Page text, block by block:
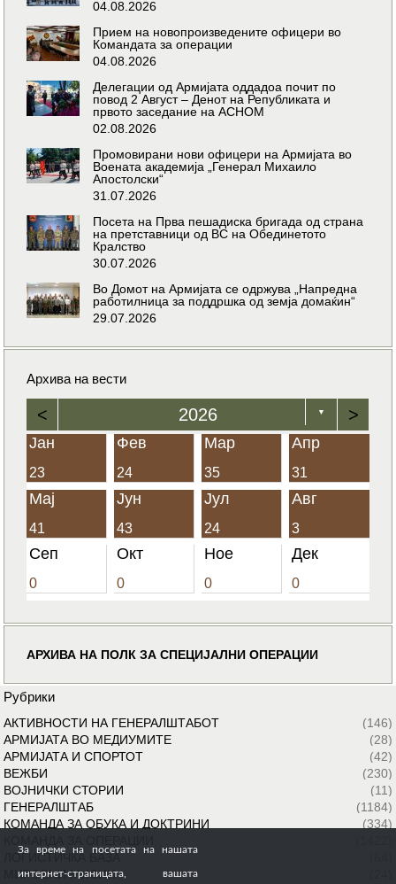
04.08.2026
Прием на новопроизведените офицери во
Командата за операции
04.08.2026
Делегации од Армијата оддадоа почит по
повод 2 Август – Денот на Републиката и
првото заседание на АСНОМ
02.08.2026
Промовирани нови офицери на Армијата во
Воената академија „Генерал Михаило
Апостолски“
31.07.2026
Посета на Прва пешадиска бригада од страна
на претставници од ВС на Обединетото
Кралство
30.07.2026
Во Домот на Армијата се одржува „Напредна
работилница за поддршка од земја домаќин“
29.07.2026
Архива на вести
< 2026 ▼ >
Јан
23
Фев
24
Мар
35
Апр
31
Мај
41
Јун
43
Јул
24
Авг
3
Сеп
0
Окт
0
Ное
0
Дек
0
АРХИВА НА ПОЛК ЗА СПЕЦИЈАЛНИ ОПЕРАЦИИ
Рубрики
АКТИВНОСТИ НА ГЕНЕРАЛШТАБОТ
(146)
АРМИЈАТА ВО МЕДИУМИТЕ
(28)
АРМИЈАТА И СПОРТОТ
(42)
ВЕЖБИ
(230)
ВОЈНИЧКИ СТОРИИ
(11)
ГЕНЕРАЛШТАБ
(1184)
КОМАНДА ЗА ОБУКА И ДОКТРИНИ
(334)
ЛОГИСТИЧКА БАЗА
МИРОВНИ МИСИИ
За време на посетата на нашата
интернет-страницата, вашата